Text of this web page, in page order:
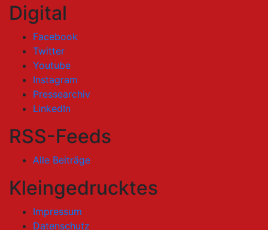
Digital
Facebook
Twitter
Youtube
Instagram
Pressearchiv
LinkedIn
RSS-Feeds
Alle Beiträge
Kleingedrucktes
Impressum
Datenschutz